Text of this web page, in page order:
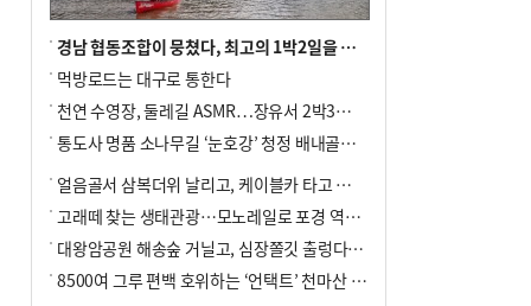
경남 협동조합이 뭉쳤다, 최고의 1박2일을 위해
먹방로드는 대구로 통한다
천연 수영장, 둘레길 ASMR…장유서 2박3일 소확행
통도사 명품 소나무길 ‘눈호강’ 청정 배내골서 더위 싹
얼음골서 삼복더위 날리고, 케이블카 타고 신선놀음
고래떼 찾는 생태관광…모노레일로 포경 역사여행
대왕암공원 해송숲 거닐고, 심장쫄깃 출렁다리 건너봐
8500여 그루 편백 호위하는 ‘언택트’ 천마산 산림욕장